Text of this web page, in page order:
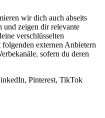
wir dich auch abseits
und zeigen dir relevante
verschlüsselten
externen Anbietern
sofern du deren
Pinterest, TikTok